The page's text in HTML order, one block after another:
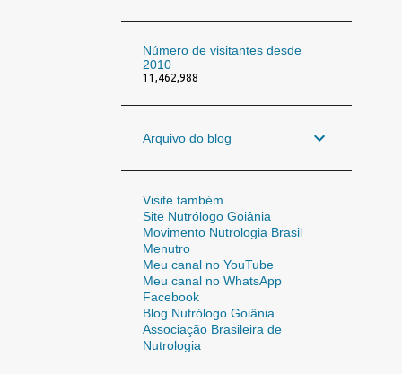
Número de visitantes desde
2010
11,462,988
Arquivo do blog
Visite também
Site Nutrólogo Goiânia
Movimento Nutrologia Brasil
Menutro
Meu canal no YouTube
Meu canal no WhatsApp
Facebook
Blog Nutrólogo Goiânia
Associação Brasileira de
Nutrologia